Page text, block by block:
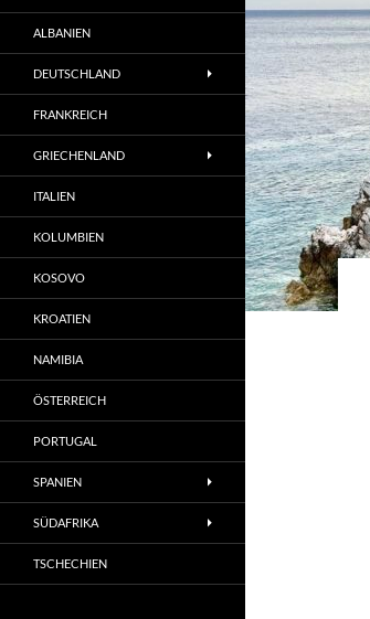
ALBANIEN
DEUTSCHLAND
FRANKREICH
GRIECHENLAND
ITALIEN
KOLUMBIEN
KOSOVO
KROATIEN
NAMIBIA
ÖSTERREICH
PORTUGAL
SPANIEN
SÜDAFRIKA
TSCHECHIEN